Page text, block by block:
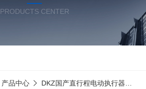
PRODUCTS CENTER
产品中心 DKZ国产直行程电动执行器